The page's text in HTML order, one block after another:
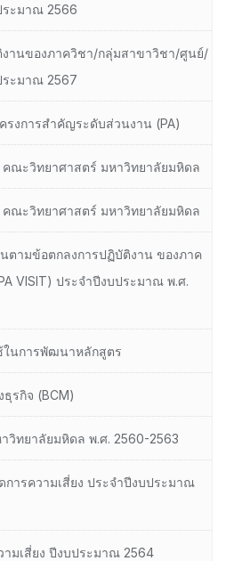
ระมาณ 2566
านของภาควิชา/กลุ่มสาขาวิชา/ศูนย์/
ระมาณ 2567
รงการสำคัญระดับส่วนงาน (PA)
คณะวิทยาศาสตร์ มหาวิทยาลัยมหิดล
คณะวิทยาศาสตร์ มหาวิทยาลัยมหิดล
ตามข้อตกลงการปฏิบัติงาน ของภาค
VISIT) ประจำปีงบประมาณ พ.ศ.​
ในการพัฒนาหลักสูตร
รกิจ (BCM)
วิทยาลัยมหิดล พ.ศ. 2560-2563
การความเสี่ยง ประจำปีงบประมาณ
ามเสี่ยง ปีงบประมาณ 2564